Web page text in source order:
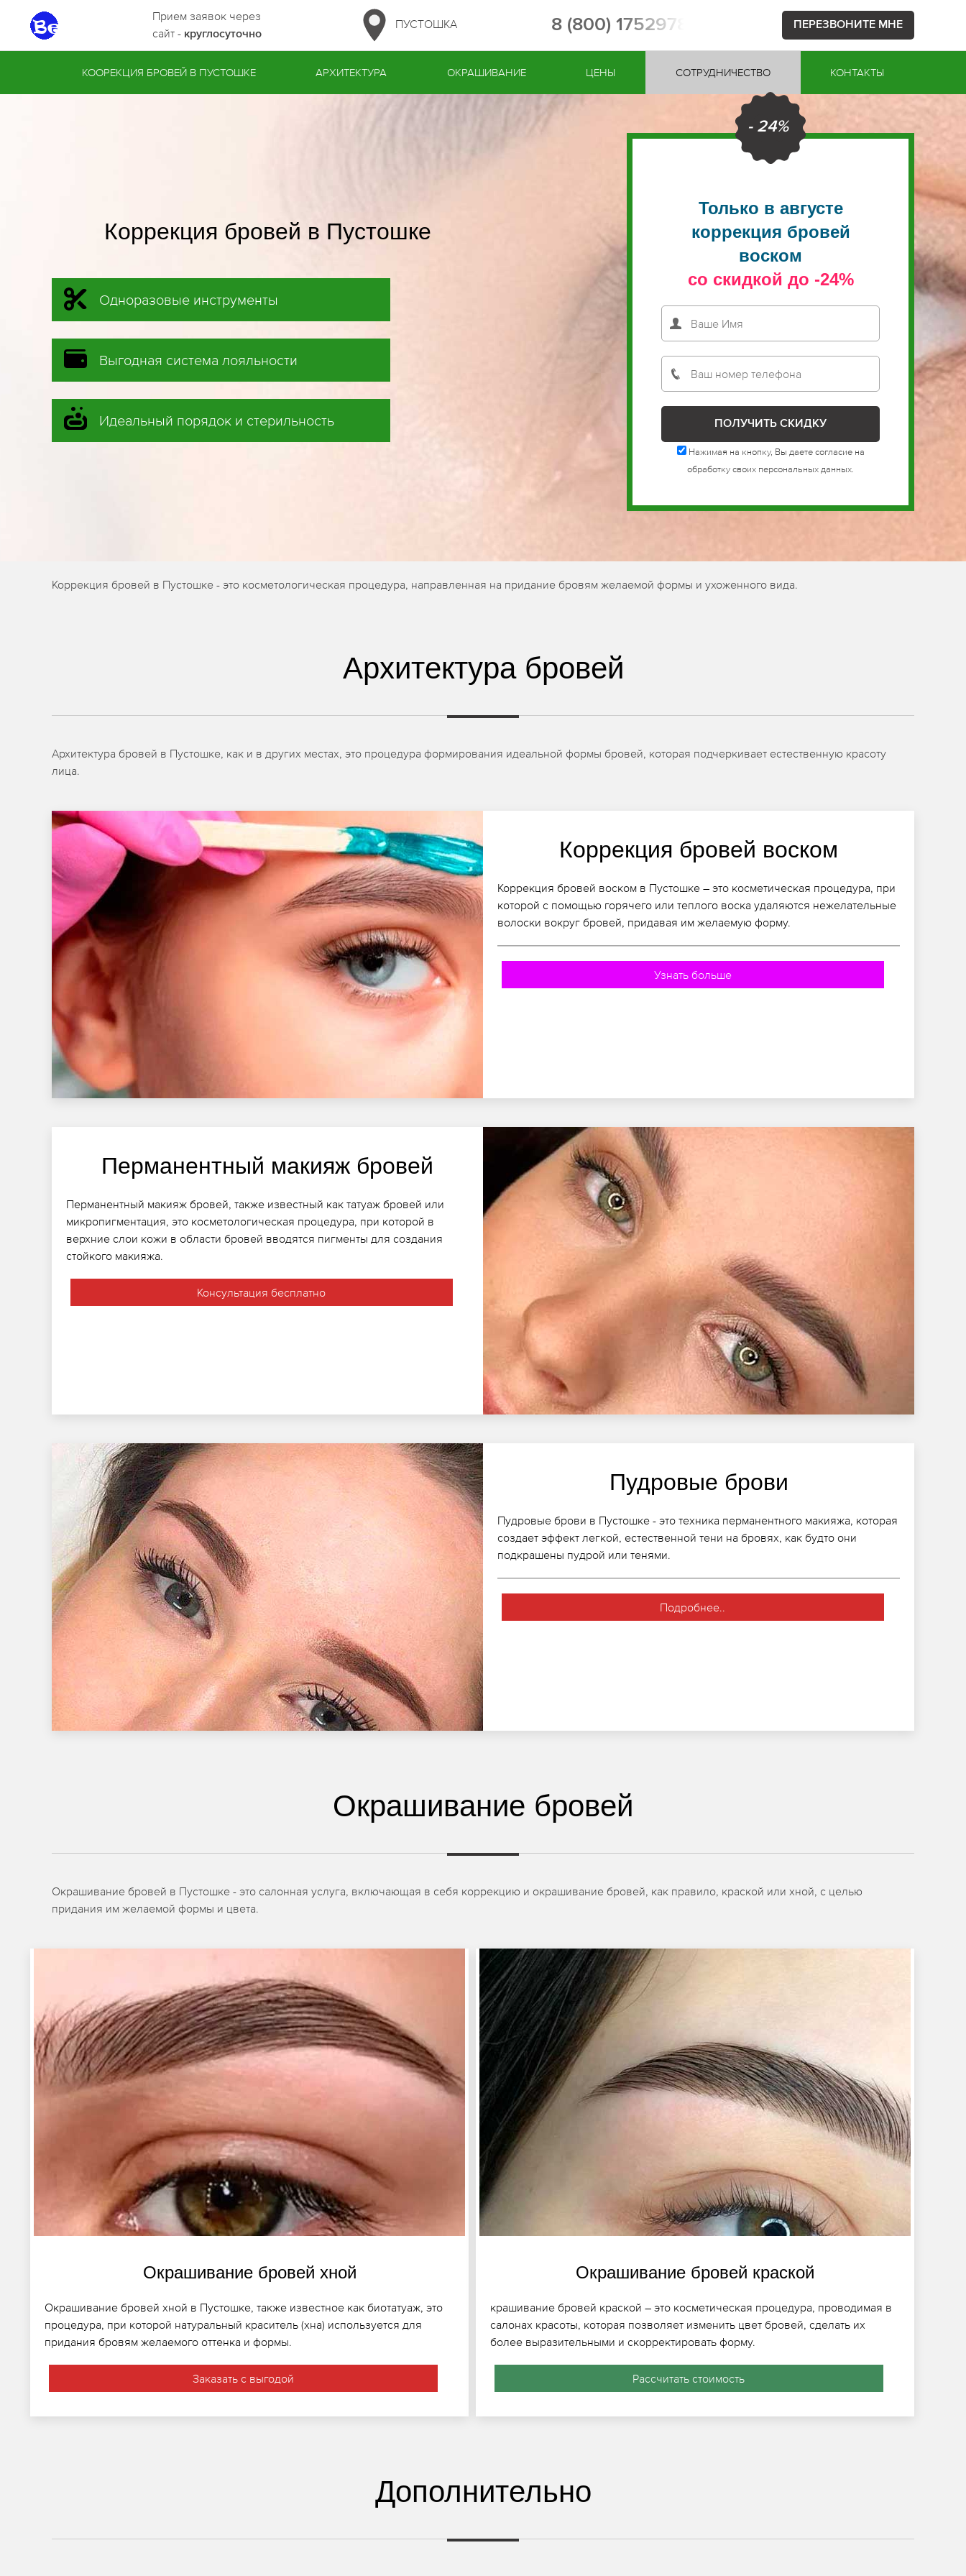
Прием заявок через
сайт - круглосуточно
ПУСТОШКА 8 (800) 1752978 ПЕРЕЗВОНИТЕ МНЕ
КООРЕКЦИЯ БРОВЕЙ В ПУСТОШКЕ АРХИТЕКТУРА ОКРАШИВАНИЕ ЦЕНЫ СОТРУДНИЧЕСТВО КОНТАКТЫ
Коррекция бровей в Пустошке
Одноразовые инструменты
Выгодная система лояльности
Идеальный порядок и стерильность
- 24%
Только в августе
коррекция бровей
воском
со скидкой до -24%
Нажимая на кнопку, Вы даете согласие на
обработку своих персональных данных.
Коррекция бровей в Пустошке - это косметологическая процедура, направленная на придание бровям желаемой формы и ухоженного вида.
Архитектура бровей
Архитектура бровей в Пустошке, как и в других местах, это процедура формирования идеальной формы бровей, которая подчеркивает естественную красоту
лица.
Коррекция бровей воском
Коррекция бровей воском в Пустошке – это косметическая процедура, при
которой с помощью горячего или теплого воска удаляются нежелательные
волоски вокруг бровей, придавая им желаемую форму.
Узнать больше
Перманентный макияж бровей
Перманентный макияж бровей, также известный как татуаж бровей или
микропигментация, это косметологическая процедура, при которой в
верхние слои кожи в области бровей вводятся пигменты для создания
стойкого макияжа.
Консультация бесплатно
Пудровые брови
Пудровые брови в Пустошке - это техника перманентного макияжа, которая
создает эффект легкой, естественной тени на бровях, как будто они
подкрашены пудрой или тенями.
Подробнее..
Окрашивание бровей
Окрашивание бровей в Пустошке - это салонная услуга, включающая в себя коррекцию и окрашивание бровей, как правило, краской или хной, с целью
придания им желаемой формы и цвета.
Окрашивание бровей хной
Окрашивание бровей хной в Пустошке, также известное как биотатуаж, это
процедура, при которой натуральный краситель (хна) используется для
придания бровям желаемого оттенка и формы.
Заказать с выгодой
Окрашивание бровей краской
крашивание бровей краской – это косметическая процедура, проводимая в
салонах красоты, которая позволяет изменить цвет бровей, сделать их
более выразительными и скорректировать форму.
Рассчитать стоимость
Дополнительно